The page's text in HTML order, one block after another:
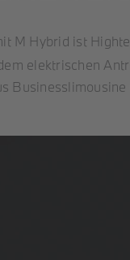
M Hybrid ist
elektrischen